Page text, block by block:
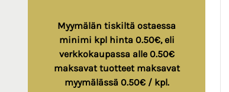
Myymälän tiskiltä ostaessa
minimi kpl hinta 0.50€, eli
verkkokaupassa alle 0.50€
maksavat tuotteet maksavat
myymälässä 0.50€ / kpl.